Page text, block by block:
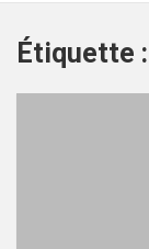
Étiquette :